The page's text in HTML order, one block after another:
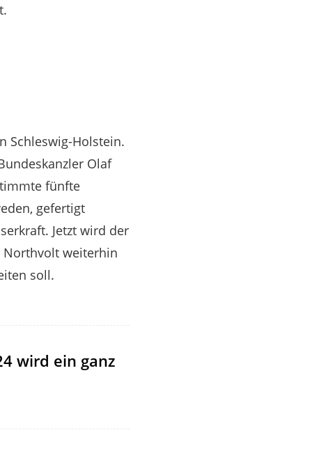
Schleswig-Holstein.
Olaf
fünfte
gefertigt
Jetzt wird der
Northvolt weiterhin
soll.
wird ein ganz